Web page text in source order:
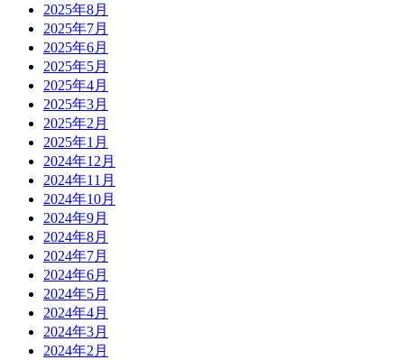
2025年8月
2025年7月
2025年6月
2025年5月
2025年4月
2025年3月
2025年2月
2025年1月
2024年12月
2024年11月
2024年10月
2024年9月
2024年8月
2024年7月
2024年6月
2024年5月
2024年4月
2024年3月
2024年2月